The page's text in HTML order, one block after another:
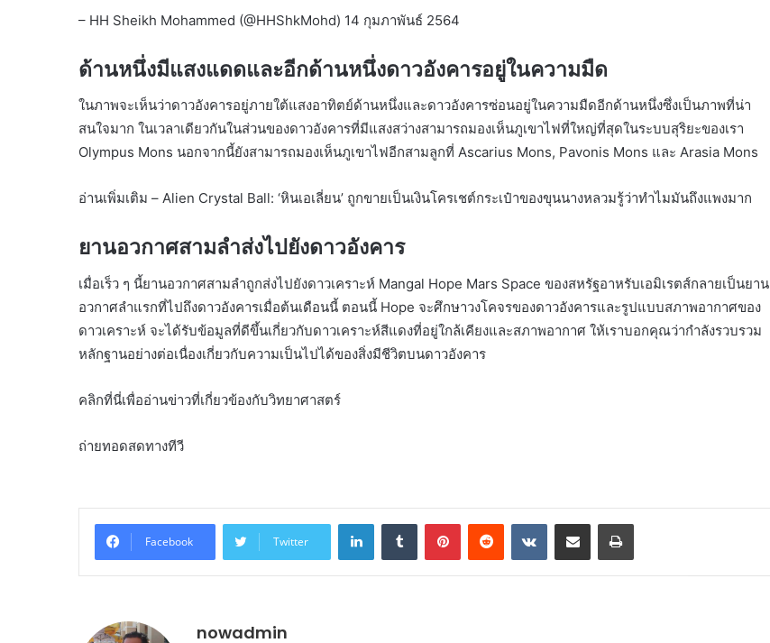
– HH Sheikh Mohammed (@HHShkMohd) 14 กุมภาพันธ์ 2564
ด้านหนึ่งมีแสงแดดและอีกด้านหนึ่งดาวอังคารอยู่ในความมืด
ในภาพจะเห็นว่าดาวอังคารอยู่ภายใต้แสงอาทิตย์ด้านหนึ่งและดาวอังคารซ่อนอยู่ในความมืดอีกด้านหนึ่งซึ่งเป็นภาพที่น่า
สนใจมาก ในเวลาเดียวกันในส่วนของดาวอังคารที่มีแสงสว่างสามารถมองเห็นภูเขาไฟที่ใหญ่ที่สุดในระบบสุริยะของเรา
Olympus Mons นอกจากนี้ยังสามารถมองเห็นภูเขาไฟอีกสามลูกที่ Ascarius Mons, Pavonis Mons และ Arasia Mons
อ่านเพิ่มเติม – Alien Crystal Ball: ‘หินเอเลี่ยน’ ถูกขายเป็นเงินโครเชต์กระเป๋าของขุนนางหลวมรู้ว่าทำไมมันถึงแพงมาก
ยานอวกาศสามลำส่งไปยังดาวอังคาร
เมื่อเร็ว ๆ นี้ยานอวกาศสามลำถูกส่งไปยังดาวเคราะห์ Mangal Hope Mars Space ของสหรัฐอาหรับเอมิเรตส์กลายเป็นยาน
อวกาศลำแรกที่ไปถึงดาวอังคารเมื่อต้นเดือนนี้ ตอนนี้ Hope จะศึกษาวงโคจรของดาวอังคารและรูปแบบสภาพอากาศของ
ดาวเคราะห์ จะได้รับข้อมูลที่ดีขึ้นเกี่ยวกับดาวเคราะห์สีแดงที่อยู่ใกล้เคียงและสภาพอากาศ ให้เราบอกคุณว่ากำลังรวบรวม
หลักฐานอย่างต่อเนื่องเกี่ยวกับความเป็นไปได้ของสิ่งมีชีวิตบนดาวอังคาร
คลิกที่นี่เพื่ออ่านข่าวที่เกี่ยวข้องกับวิทยาศาสตร์
ถ่ายทอดสดทางทีวี
Facebook Twitter
LinkedInTumblr PinterestReddit VKontakteShare via Email Print
nowadmin